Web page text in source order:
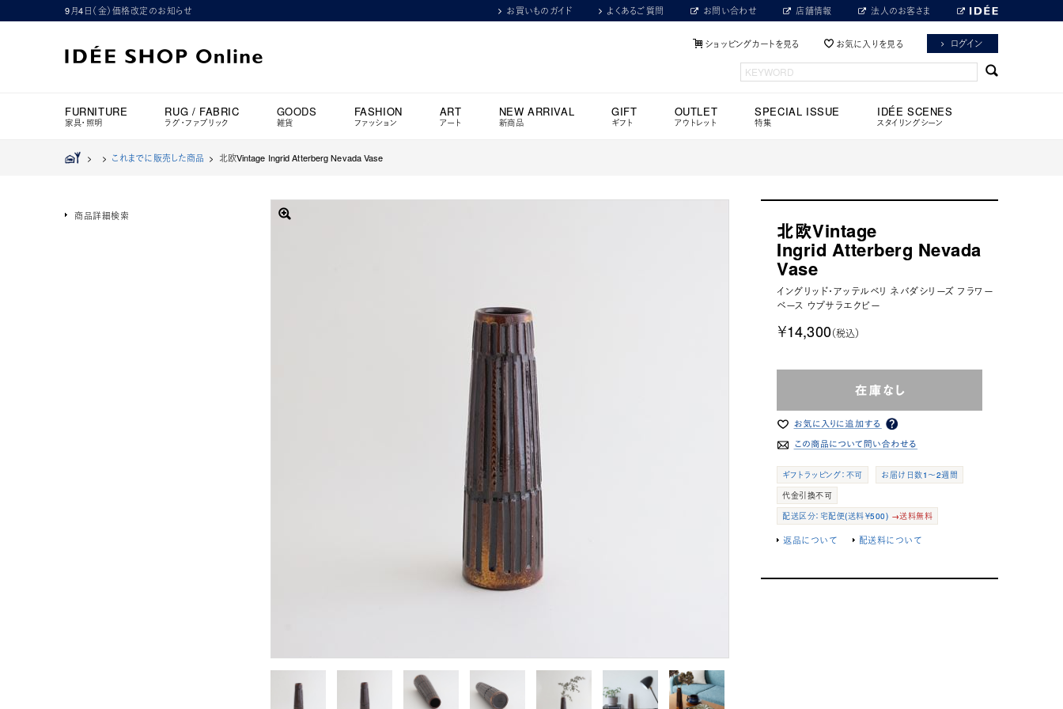
9月4日（金）価格改定のお知らせ お買いものガイド よくあるご質問 お問い合わせ 店舗情報 法人のお客さま
ショッピングカートを見る お気に入りを見る ログイン
FURNITURE
家具・照明
RUG / FABRIC
ラグ・ファブリック
GOODS
雑貨
FASHION
ファッション
ART
アート
NEW ARRIVAL
新商品
GIFT
ギフト
OUTLET
アウトレット
SPECIAL ISSUE
特集
IDÉE SCENES
スタイリングシーン
> > これまでに販売した商品 > 北欧Vintage Ingrid Atterberg Nevada Vase
北欧Vintage
Ingrid Atterberg Nevada
Vase
イングリッド・アッテルベリ ネバダシリーズ フラワー
ベース ウプサラエクビー
￥14,300（税込）
ギフトラッピング：不可
お届け日数1～2週間
代金引換不可
配送区分：宅配便(送料￥500) →送料無料
返品について 配送料について
商品詳細検索